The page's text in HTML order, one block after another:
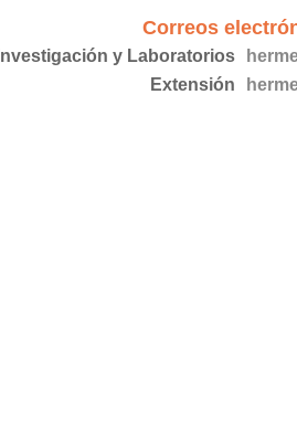
Correos
Investigación y Laboratorios
Extensión